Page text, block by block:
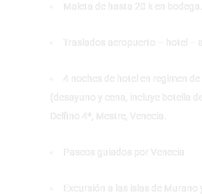
Maleta de hasta 20 k en bodega.
Traslados aeropuerto – hotel –
4 noches de hotel en regimen
(desayuno y cena, incluye botella
Delfino 4*, Mestre, Venecia.
Paseos guiados por Venecia
Excursión a las islas de Murano